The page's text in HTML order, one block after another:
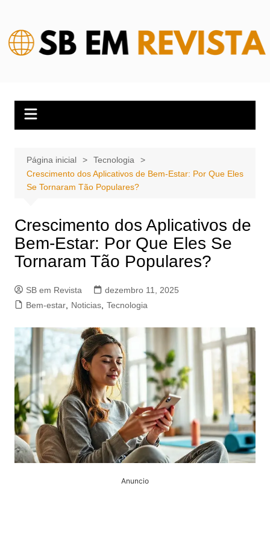
conteúdo
Página inicial
Tecnologia
Crescimento dos Aplicativos de Bem-Estar: Por Que Eles
Se Tornaram Tão Populares?
Crescimento dos Aplicativos de
Bem-Estar: Por Que Eles Se
Tornaram Tão Populares?
SB em Revista
dezembro 11, 2025
Bem-estar, Noticias, Tecnologia
Anuncio